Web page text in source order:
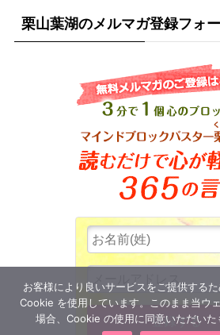
栗山葉湖のメルマガ登録フォ
お客様により良いサービスをご提供する
Cookie を使用しています。このまま当ウ
場合、Cookie の使用に同意いただいた